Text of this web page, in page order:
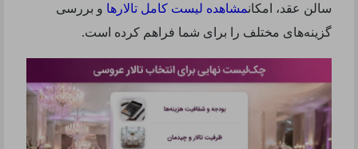
سالن عقد، امکانمشاهده لیست کامل تالارها و بررسی
گزینه‌های مختلف را برای شما فراهم کرده است.